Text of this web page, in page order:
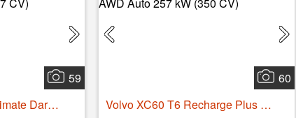
59
Volvo XC60 B4 D Ultimate Dark AWD Auto 145 kW (197 CV)
60
Volvo XC60 T6 Recharge Plus Dark AWD Auto 257 kW (350 CV)